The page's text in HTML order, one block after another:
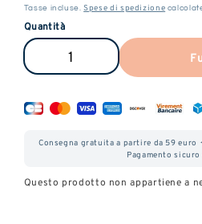
Tasse incluse.Spese di spedizione
Quantità
Ridurre
quantità
di
Vape
Aumenta
quantità
di
di
Consegna gratuita a partire da 59
Pagamento
Questo prodotto non appartiene a